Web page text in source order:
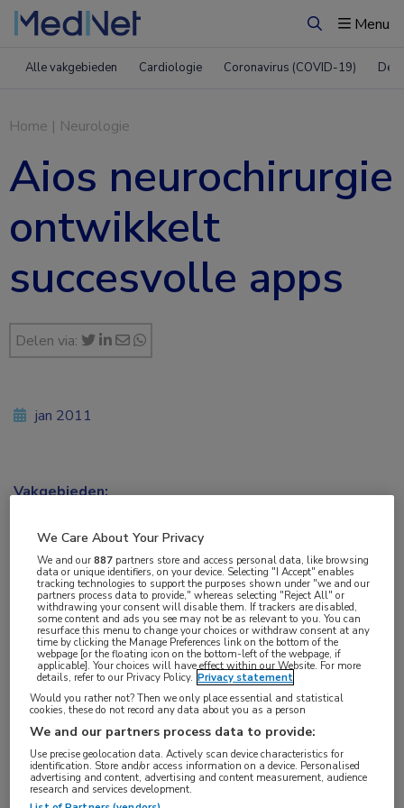
ZoekenMenu
Alle vakgebieden Cardiologie Coronavirus (COVID-19)
Home | Neurologie
Aios neurochirurgie
ontwikkelt
succesvolle apps
Delen via:
Neurochirurg in opleiding in het Maastricht UMC
Pieter Kubben staat op nummer 1 in de lijst met
gedownloade apps voor neureochirurgie. Hij
ontwikkelde de apps ‘Neuromind’, ‘Safe Surgery’
en ‘SLIC’ die beschikbaar zijn voor de iPhone,
Android en iPad.
In 2008 kocht Kubben zijn eerste iPhone en
jan 2011
Vakgebieden:
We Care About Your Privacy
We and our887 partners store and access personal data, like browsing
data or unique identifiers, on your device. Selecting "I Accept" enables
tracking technologies to support the purposes shown under "we and our
partners process data to provide," whereas selecting "Reject All" or
withdrawing your consent will disable them. If trackers are disabled,
some content and ads you see may not be as relevant to you. You can
resurface this menu to change your choices or withdraw consent at any
time by clicking the Manage Preferences link on the bottom of the
webpage [or the floating icon on the bottom-left of the webpage, if
applicable]. Your choices will have effect within our Website. For more
details, refer to our Privacy Policy. Privacy statement
Would you rather not? Then we only place essential and statistical
cookies, these do not record any data about you as a person
We and our partners process data to provide:
Use precise geolocation data. Actively scan device characteristics for
identification. Store and/or access information on a device. Personalised
advertising and content, advertising and content measurement, audience
research and services development.